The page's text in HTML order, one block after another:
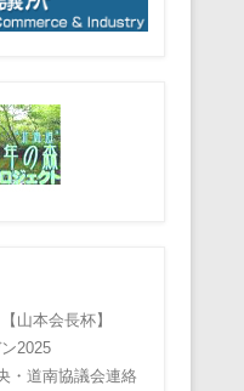
山本会長杯】
2025
道南協議会連絡